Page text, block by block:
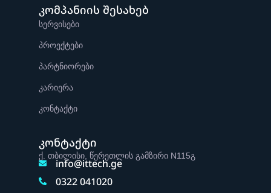
კომპანიის შესახებ
სერვისები
პროექტები
პარტნიორები
კარიერა
კონტაქტი
კონტაქტი
ქ. თბილისი, წერეთლის გამზირი N115გ
info@ittech.ge
0322 041020